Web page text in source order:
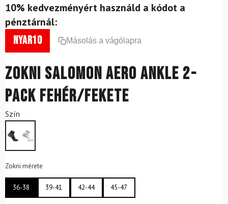
10% kedvezményért használd a kódot a
pénztárnál:
nyar10 Másolás a vágólapra
Zokni SALOMON Aero Ankle 2-
Pack Fehér/Fekete
Szín
Zokni mérete
36-38 39-41 42-44 45-47